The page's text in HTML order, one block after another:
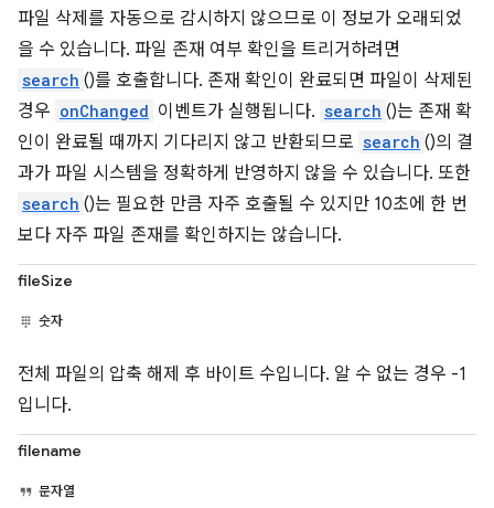
파일 삭제를 자동으로 감시하지 않으므로 이 정보가 오래되었
을 수 있습니다. 파일 존재 여부 확인을 트리거하려면
search ()를 호출합니다. 존재 확인이 완료되면 파일이 삭제된
경우 onChanged 이벤트가 실행됩니다. search ()는 존재 확
인이 완료될 때까지 기다리지 않고 반환되므로 search ()의 결
과가 파일 시스템을 정확하게 반영하지 않을 수 있습니다. 또한
search ()는 필요한 만큼 자주 호출될 수 있지만 10초에 한 번
보다 자주 파일 존재를 확인하지는 않습니다.
fileSize
숫자
전체 파일의 압축 해제 후 바이트 수입니다. 알 수 없는 경우 -1
입니다.
filename
문자열